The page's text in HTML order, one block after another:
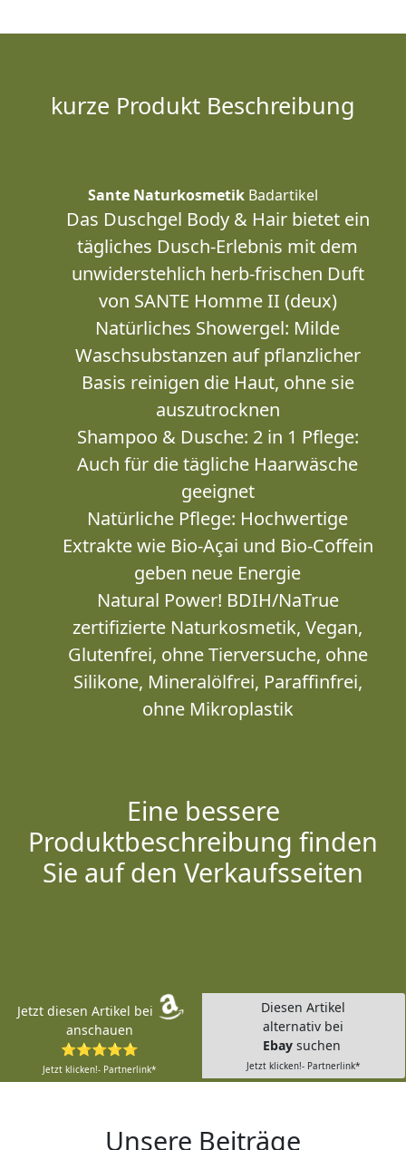
kurze Produkt Beschreibung
Sante Naturkosmetik Badartikel
Das Duschgel Body & Hair bietet ein
tägliches Dusch-Erlebnis mit dem
unwiderstehlich herb-frischen Duft
von SANTE Homme II (deux)
Natürliches Showergel: Milde
Waschsubstanzen auf pflanzlicher
Basis reinigen die Haut, ohne sie
auszutrocknen
Shampoo & Dusche: 2 in 1 Pflege:
Auch für die tägliche Haarwäsche
geeignet
Natürliche Pflege: Hochwertige
Extrakte wie Bio-Açai und Bio-Coffein
geben neue Energie
Natural Power! BDIH/NaTrue
zertifizierte Naturkosmetik, Vegan,
Glutenfrei, ohne Tierversuche, ohne
Silikone, Mineralölfrei, Paraffinfrei,
ohne Mikroplastik
Eine bessere
Produktbeschreibung finden
Sie auf den Verkaufsseiten
Jetzt diesen Artikel bei
anschauen
⭐⭐⭐⭐⭐
Jetzt klicken!- Partnerlink*
Diesen Artikel
alternativ bei
Ebay suchen
Jetzt klicken!- Partnerlink*
Unsere Beiträge